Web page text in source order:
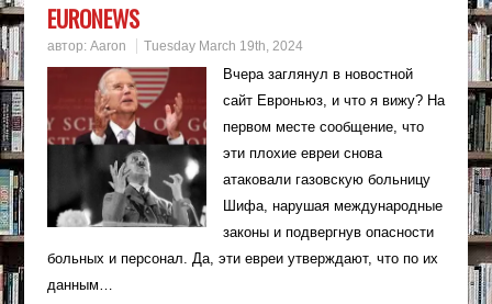
EURONEWS
автор: Aaron Tuesday March 19th, 2024
Вчера заглянул в новостной
сайт Евроньюз, и что я вижу? На
первом месте сообщение, что
эти плохие евреи снова
атаковали газовскую больницу
Шифа, нарушая международные
законы и подвергнув опасности
больных и персонал. Да, эти евреи утверждают, что по их
данным…